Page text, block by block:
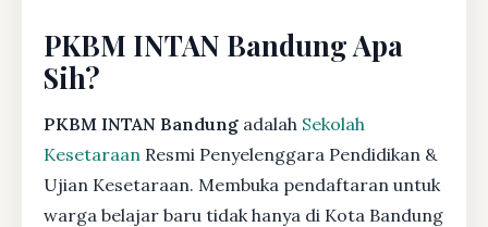
PKBM INTAN Bandung Apa
Sih?
PKBM INTAN Bandung adalah Sekolah
Kesetaraan Resmi Penyelenggara Pendidikan &
Ujian Kesetaraan. Membuka pendaftaran untuk
warga belajar baru tidak hanya di Kota Bandung